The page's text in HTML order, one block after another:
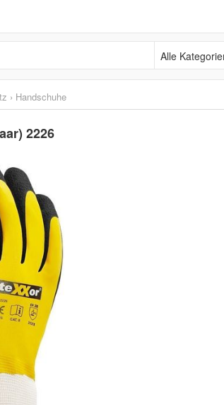
Alle Kategorien
› Handschuhe
2226